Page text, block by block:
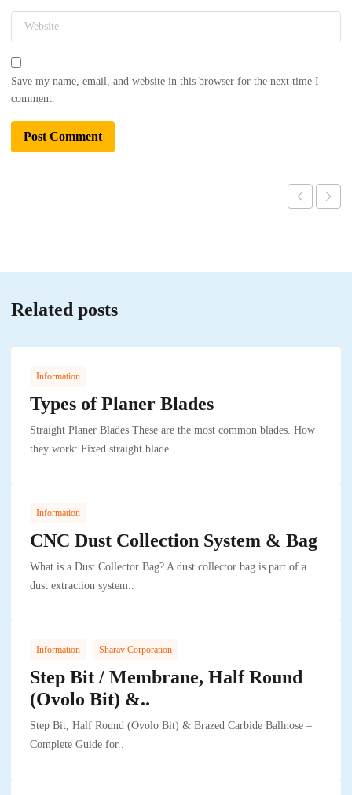
Save my name, email, and website in this browser for the next time I
comment.
Related posts
Information
Types of Planer Blades
Straight Planer Blades These are the most common blades. How
they work: Fixed straight blade..
Information
CNC Dust Collection System & Bag
What is a Dust Collector Bag? A dust collector bag is part of a
dust extraction system..
Information Sharav Corporation
Step Bit / Membrane, Half Round
(Ovolo Bit) &..
Step Bit, Half Round (Ovolo Bit) & Brazed Carbide Ballnose –
Complete Guide for..